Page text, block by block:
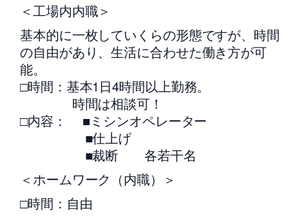
＜工場内内職＞
基本的に一枚していくらの形態ですが、時間
の自由があり、生活に合わせた働き方が可
能。
□時間：基本1日4時間以上勤務。
時間は相談可！
□内容： ■ミシンオペレーター
■仕上げ
■裁断 各若干名
＜ホームワーク（内職）＞
□時間：自由